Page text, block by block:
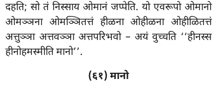
दहति; सो तं निस्साय ओमानं जप्पेति. यो एवरूपो ओमानो
ओमञ्ञना ओमञ्ञितत्तं हीळनाओहीळना ओहीळितत्तं
अत्तुञ्ञा अत्तवञ्ञा अत्तपरिभवो – अयं वुच्चति ‘‘हीनस्स
हीनोहमस्मीति मानो’’.
(६१) मानो